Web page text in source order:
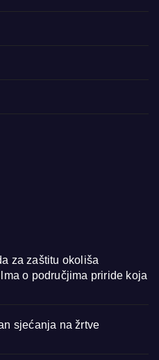
za zaštitu okoliša
o područjima priride koja
sjećanja na žrtve